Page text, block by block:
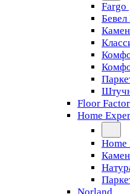
Fargo
Floor Factor
Home
Home